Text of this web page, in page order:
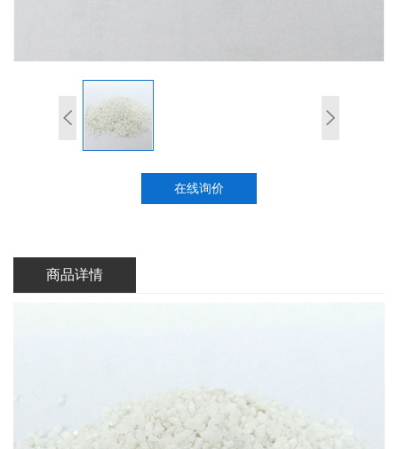
在线询价
商品详情